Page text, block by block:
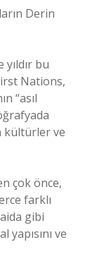
Derin
bu
Nations,
“asıl
kültürler ve
çok önce,
farklı
gibi
ve